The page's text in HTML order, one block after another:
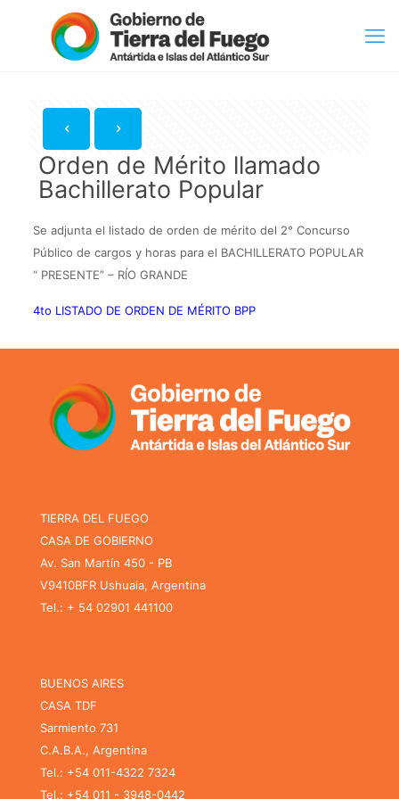
Orden de Mérito llamado
Bachillerato Popular
Se adjunta el listado de orden de mérito del 2° Concurso
Público de cargos y horas para el BACHILLERATO POPULAR
“ PRESENTE” – RÍO GRANDE
4to LISTADO DE ORDEN DE MÉRITO BPP
TIERRA DEL FUEGO
CASA DE GOBIERNO
Av. San Martín 450 - PB
V9410BFR Ushuaia, Argentina
Tel.: + 54 02901 441100
BUENOS AIRES
CASA TDF
Sarmiento 731
C.A.B.A., Argentina
Tel.: +54 011-4322 7324
Tel.: +54 011 - 3948-0442